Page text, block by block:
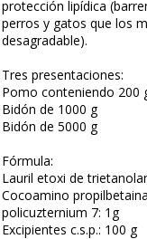
protección lipídica
perros y gatos que los
desagradable).
Tres presentaciones:
Pomo conteniendo 200
Bidón de 1000 g
Bidón de 5000 g
Fórmula:
Lauril etoxi de
Cocoamino
policuzternium 7: 1g
Excipientes c.s.p.: 100 g